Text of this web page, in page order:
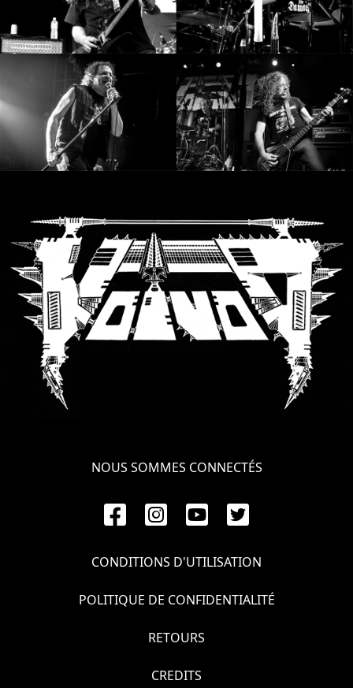
LANGUE
•
ENGLISH
FRANÇAIS
NOUS SOMMES CONNECTÉS
CONDITIONS D'UTILISATION
POLITIQUE DE CONFIDENTIALITÉ
RETOURS
CREDITS